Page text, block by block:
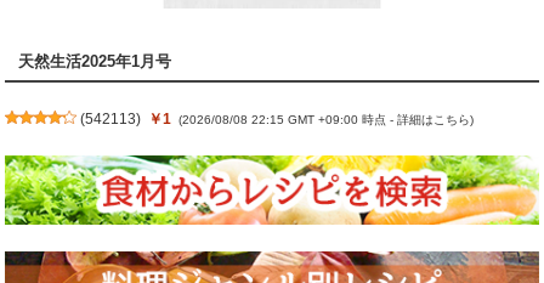
天然生活2025年1月号
(542113) ￥1 (2026/08/08 22:15 GMT +09:00 時点 -詳細はこちら)